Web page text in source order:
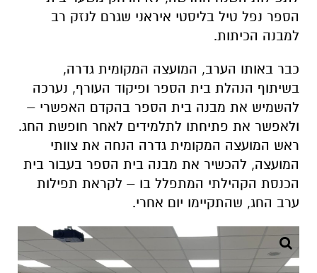
הספר נפל טיל בליסטי איראני שגרם לנזק רב
למבנה הכיתות.
כבר באותו הערב, המועצה המקומית גדרה,
בשיתוף הנהלת בית הספר ופיקוד העורף, נערכה
להשמיש את מבנה בית הספר בהקדם האפשרי –
ולאפשר את פתיחתו לתלמידים לאחר חופשת החג.
ראש המועצה המקומית גדרה הנחה את צוותי
המועצה, להכשיר את מבנה בית הספר בעבור בית
הכנסת הקהילתי המתפלל בו – לקראת תפילות
ערב החג, שהתקיימו יום אחרי.